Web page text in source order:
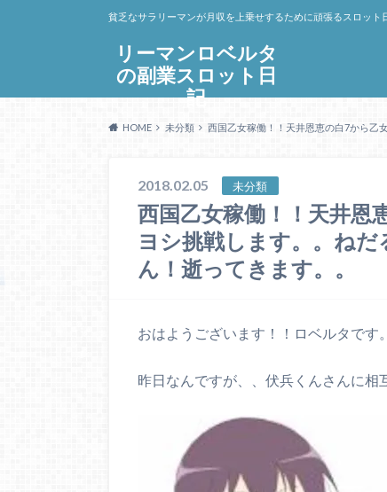
リーマンロベルタ
の副業スロット日
記
貧乏なサラリーマンが月収を上乗せするために頑張るスロット
HOME 未分類 西国乙女稼働！！天井恩恵の白7から乙
2018.02.05 未分類
西国乙女稼働！！天井恩
ヨシ挑戦します。。ね
ん！逝ってきます。。
おはようございます！！ロベルタです
昨日なんですが、、伏兵くんさんに相